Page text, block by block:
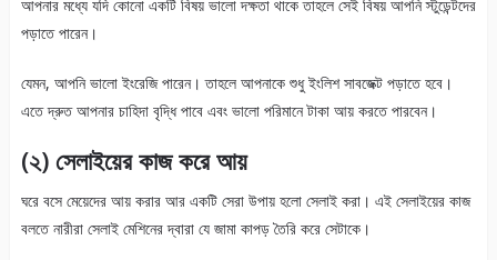
আপনার মধ্যে যদি কোনো একটি বিষয় ভালো দক্ষতা থাকে তাহলে সেই বিষয় আপনি স্টুডেন্টদের
পড়াতে পারেন।
যেমন, আপনি ভালো ইংরেজি পারেন। তাহলে আপনাকে শুধু ইংলিশ সাবজেক্ট পড়াতে হবে।
এতে দ্রুত আপনার চাহিদা বৃদ্ধি পাবে এবং ভালো পরিমানে টাকা আয় করতে পারবেন।
(২) সেলাইয়ের কাজ করে আয়
ঘরে বসে মেয়েদের আয় করার আর একটি সেরা উপায় হলো সেলাই করা। এই সেলাইয়ের কাজ
বলতে নারীরা সেলাই মেশিনের দ্বারা যে জামা কাপড় তৈরি করে সেটাকে।